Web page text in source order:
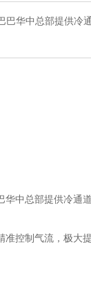
巴华中总部提供冷
中总部提供冷通道
制气流，极大